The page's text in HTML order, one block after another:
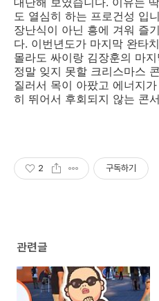
도 열심히 하는 프로건성 입
장난식이 아닌 흥에 겨워 즐
다. 이번년도가 마지막 완타
몰라도 싸이랑 김장훈의 마
정말 잊지 못할 크리스마스
질러서 목이 아팠고 에너지
히 뛰어서 후회되지 않는 콘
2 구독하기
관련글